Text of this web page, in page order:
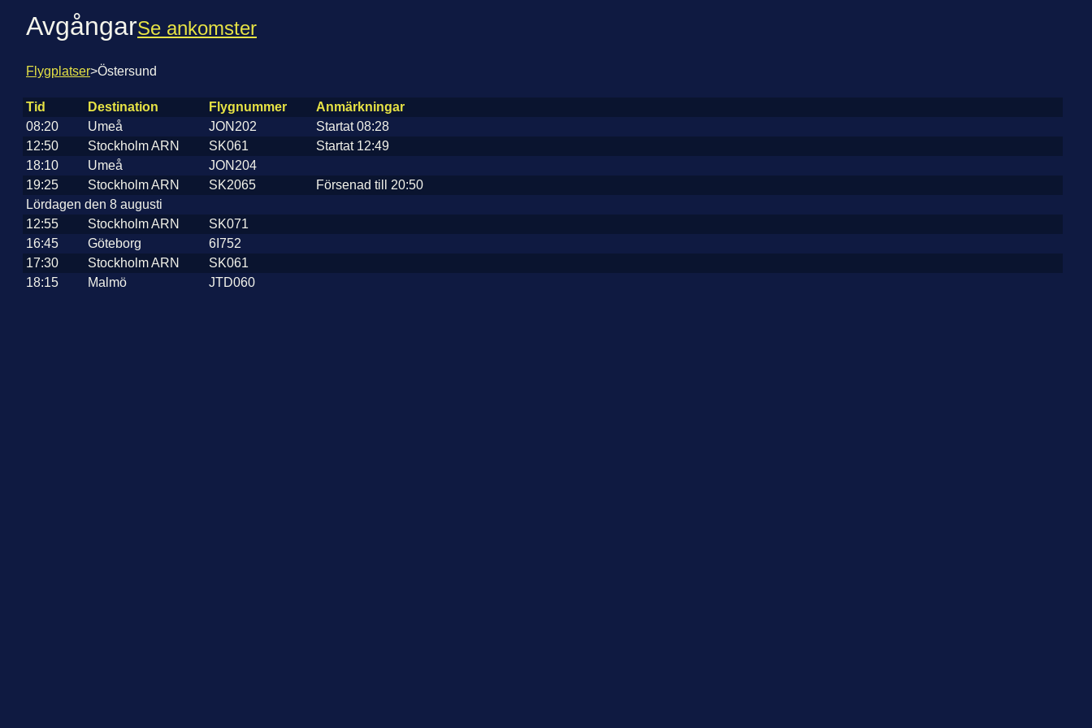
AvgångarSe ankomster
Flygplatser>Östersund
Tid Destination Flygnummer
Anmärkningar
08:20
Umeå JON202
Startat 08:28
12:50
Stockholm ARN SK061
Startat 12:49
18:10
Umeå
JON204
19:25
Stockholm ARN SK2065
Försenad till 20:50
Lördagen den 8 augusti
12:55
Stockholm ARN
SK071
16:45
Göteborg
6I752
17:30
Stockholm ARN
SK061
18:15
Malmö JTD060